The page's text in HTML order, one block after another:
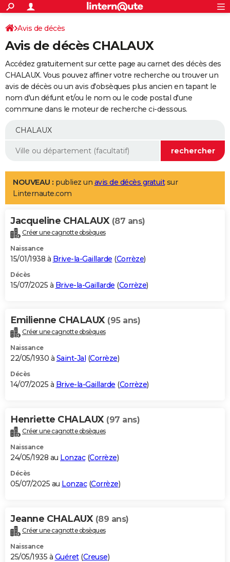
ACTUALITÉS
Politique
Société
Faits Divers
Education
Monde
Villes
+
SPORT
Coupe du monde 2026
Football
Tennis
Cyclisme
Rugby
Forum
Programme TV
TNT
Streaming
Cinéma
Sorties cinéma
Musique
+
FINANCE
Retraite
Epargne
Immobilier
Risques naturels par ville
Banque
Assurance
AUTO
Essais
Réserver un essai
Citadines
Berlines
SUV
Forum auto
+
Mobiles
Meilleur smartphone
Internet
Ordinateurs
Jeux vidéo
Guide high-tech
Aménagement intérieur
LIFESTYLE
Art de vivre
Bien-être
Loisirs
Mode
Modes de vie
Alimentation
Guide de la santé
Maladies
Médicaments
Sommeil
VOYAGE
Destinations
City break
Voyage nature
Voyage de noces
Forum
Climat
+PHOTO
GUIDES D'ACHAT
BONS PLANS
Carte de Noël
Carte Bonne année
Carte Saint-Valentin
Carte Pâques
Carte d'anniversaire
DICTIONNAIRE
Dictionnaire
Biographies
Citations
Expressions
Proverbes
PROGRAMME TV
S'inscrire
Se connecter
Lycées
Collèges
Primaires
Universités
Entreprises
Service militaire
Avis de recherche
AVIS DE DÉCÈS
Bricolage
Lifestyle
Culture
Sport
Auto
Television
Voyage
Cinema
Avis de décès
Avis de décès CHALAUX
Accédez gratuitement sur cette page au carnet des décès des
CHALAUX. Vous pouvez affiner votre recherche ou trouver un
avis de décès ou un avis d'obsèques plus ancien en tapant le
nom d'un défunt et/ou le nom ou le code postal d'une
commune dans le moteur de recherche ci-dessous.
NOUVEAU : publiez un avis de décès gratuitsur
Linternaute.com
Jacqueline CHALAUX (87 ans)
Créer une cagnotte obsèques
Naissance
15/01/1938 à Brive-la-Gaillarde (Corrèze)
Décès
15/07/2025 à Brive-la-Gaillarde (Corrèze)
Emilienne CHALAUX (95 ans)
Créer une cagnotte obsèques
Naissance
22/05/1930 à Saint-Jal (Corrèze)
Décès
14/07/2025 à Brive-la-Gaillarde (Corrèze)
Henriette CHALAUX (97 ans)
Créer une cagnotte obsèques
Naissance
24/05/1928 au Lonzac(Corrèze)
Décès
05/07/2025 au Lonzac(Corrèze)
Jeanne CHALAUX (89 ans)
Créer une cagnotte obsèques
Naissance
25/05/1935 à Guéret(Creuse)